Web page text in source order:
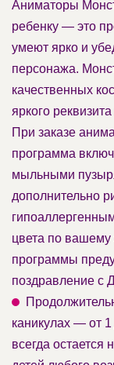
Аниматоры
ребенку — это
умеют ярко и
персонажа.
качественных
яркого
При заказе
программа
мыльными
дополнительно
цвета по
программы
поздравление с
каникулах — от
всегда